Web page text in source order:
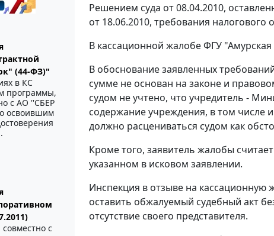
(44-ФЗ)"
в КС
программы,
с АО ''СБЕР
освоившим
с
Решением суда от 08.04.2010,
от 18.06.2010, требования
В кассационной жалобе ФГУ
В обоснование заявленных
сумме не основан на законе и
судом не учтено, что учредитель -
содержание учреждения, в том числе
должно расцениваться судом как
Кроме того, заявитель жалобы
указанном в исковом заявлении.
Инспекция в отзыве на кассационную
оставить обжалуемый судебный акт
отсутствие своего представителя.